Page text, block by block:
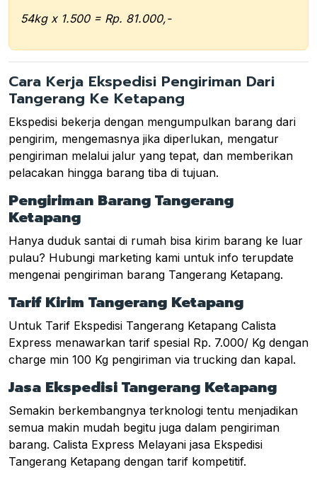
54kg x 1.500 = Rp. 81.000,-
Cara Kerja Ekspedisi Pengiriman Dari
Tangerang Ke Ketapang
Ekspedisi bekerja dengan mengumpulkan barang dari
pengirim, mengemasnya jika diperlukan, mengatur
pengiriman melalui jalur yang tepat, dan memberikan
pelacakan hingga barang tiba di tujuan.
Pengiriman Barang Tangerang
Ketapang
Hanya duduk santai di rumah bisa kirim barang ke luar
pulau? Hubungi marketing kami untuk info terupdate
mengenai pengiriman barang Tangerang Ketapang.
Tarif Kirim Tangerang Ketapang
Untuk Tarif Ekspedisi Tangerang Ketapang Calista
Express menawarkan tarif spesial Rp. 7.000/ Kg dengan
charge min 100 Kg pengiriman via trucking dan kapal.
Jasa Ekspedisi Tangerang Ketapang
Semakin berkembangnya terknologi tentu menjadikan
semua makin mudah begitu juga dalam pengiriman
barang. Calista Express Melayani jasa Ekspedisi
Tangerang Ketapang dengan tarif kompetitif.